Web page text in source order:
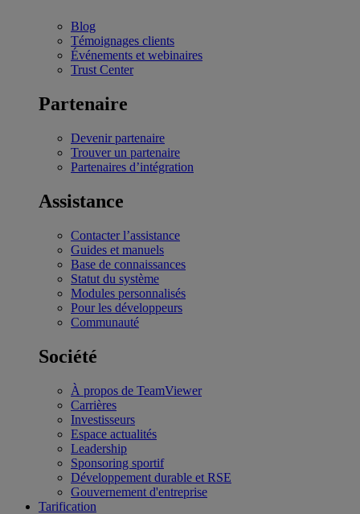
Blog
Témoignages clients
Événements et webinaires
Trust Center
Partenaire
Devenir partenaire
Trouver un partenaire
Partenaires d’intégration
Assistance
Contacter l’assistance
Guides et manuels
Base de connaissances
Statut du système
Modules personnalisés
Pour les développeurs
Communauté
Société
À propos de TeamViewer
Carrières
Investisseurs
Espace actualités
Leadership
Sponsoring sportif
Développement durable et RSE
Gouvernement d'entreprise
Tarification